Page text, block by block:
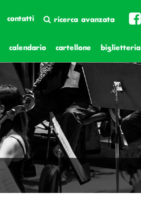
contatti ricerca avanzata
calendario cartellone biglietteria